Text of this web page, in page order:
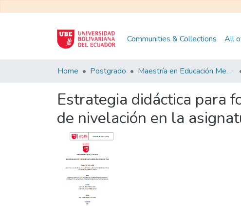
Communities & Collections All
Home Postgrado Maestría en Educación Mención en Pedagogía en Entornos Digitales
Estrategia didáctica para
de nivelación en la